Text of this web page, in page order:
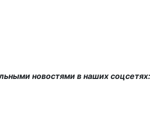
новостями в наших соцсетях: